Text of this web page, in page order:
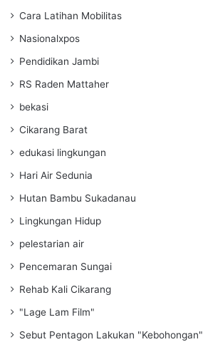
Cara Latihan Mobilitas
Nasionalxpos
Pendidikan Jambi
RS Raden Mattaher
bekasi
Cikarang Barat
edukasi lingkungan
Hari Air Sedunia
Hutan Bambu Sukadanau
Lingkungan Hidup
pelestarian air
Pencemaran Sungai
Rehab Kali Cikarang
"Lage Lam Film"
Sebut Pentagon Lakukan "Kebohongan"